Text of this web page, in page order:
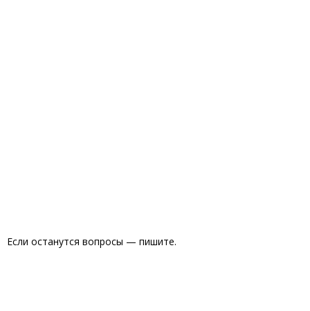
Если останутся вопросы — пишите.